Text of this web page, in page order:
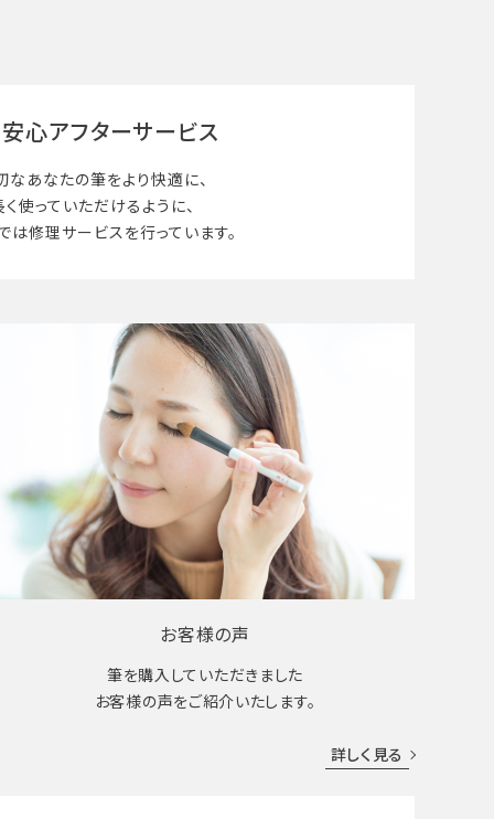
安心アフターサービス
なあなたの筆をより快適に、
く使って いただけるように、
は修理サービスを行っています。
お客様の声
筆を購入していただきました
お客様の声をご紹介いたします。
詳しく見る